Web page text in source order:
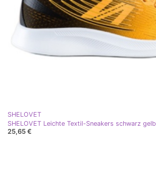
SHELOVET
SHELOVET Leichte Textil-Sneakers schwarz gelb
25,65 €